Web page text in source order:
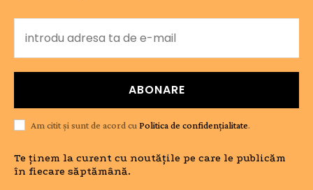
ABONARE
Am citit și sunt de acord cu Politica de confidențialitate.
Te ținem la curent cu noutățile pe care le publicăm
în fiecare săptămână.